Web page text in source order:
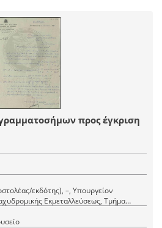
προς έγκριση
εκδότης), –, Υπουργείον
Εκμεταλλεύσεως, Τμήμα